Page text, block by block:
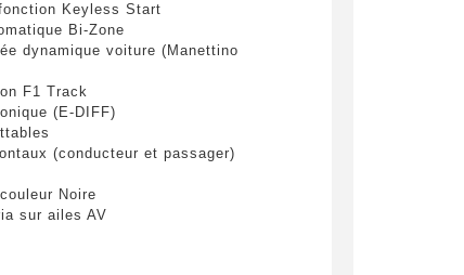
Keyless Start
Bi-Zone
dynamique voiture (Manettino
F1 Track
(E-DIFF)
(conducteur et passager)
Noire
sur ailes AV